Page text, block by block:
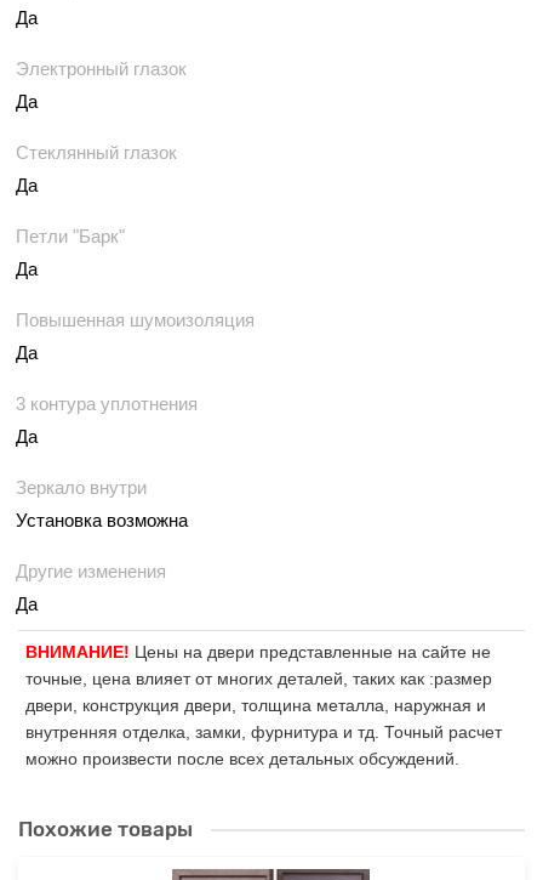
Да
Электронный глазок
Да
Стеклянный глазок
Да
Петли "Барк"
Да
Повышенная шумоизоляция
Да
3 контура уплотнения
Да
Зеркало внутри
Установка возможна
Другие изменения
Да
ВНИМАНИЕ! Цены на двери представленные на сайте не
точные, цена влияет от многих деталей, таких как :размер
двери, конструкция двери, толщина металла, наружная и
внутренняя отделка, замки, фурнитура и тд. Точный расчет
можно произвести после всех детальных обсуждений.
Похожие товары